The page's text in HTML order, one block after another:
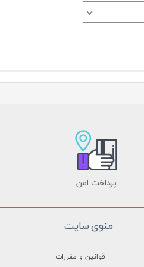
◼️ ظرف و ظروف
سرویس غذاخوری
پرداخت امن
منوی سایت
قوانین و مقررات